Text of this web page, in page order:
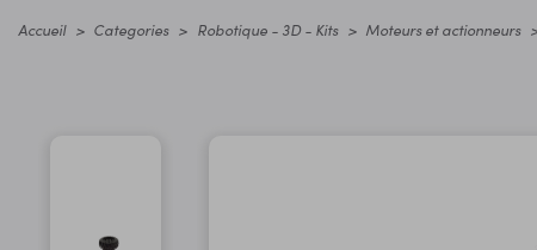
Accueil Categories Robotique - 3D - Kits Moteurs et actionneurs